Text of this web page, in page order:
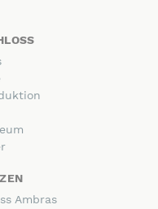
Ambras